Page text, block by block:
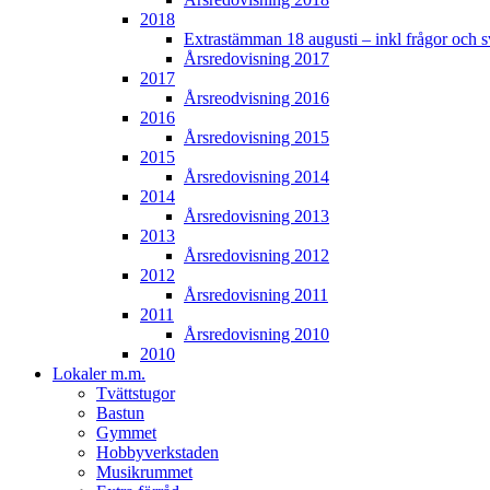
2018
Extrastämman 18 augusti – inkl frågor och
Årsredovisning 2017
2017
Årsreodvisning 2016
2016
Årsredovisning 2015
2015
Årsredovisning 2014
2014
Årsredovisning 2013
2013
Årsredovisning 2012
2012
Årsredovisning 2011
2011
Årsredovisning 2010
2010
Lokaler m.m.
Tvättstugor
Bastun
Gymmet
Hobbyverkstaden
Musikrummet